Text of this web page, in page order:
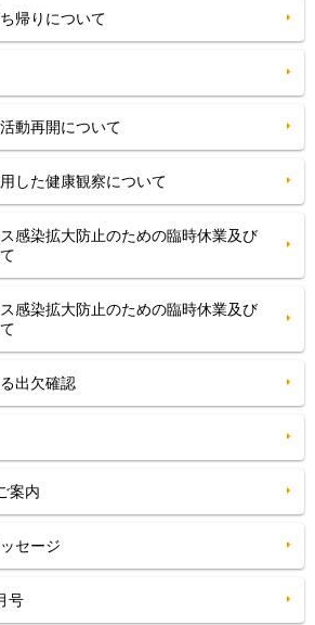
帰りについて
動再開について
した健康観察について
感染拡大防止のための臨時休業及び
感染拡大防止のための臨時休業及び
出欠確認
案内
セージ
号